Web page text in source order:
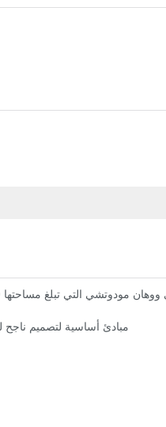
التي تبلغ مساحتها 13000 متر مربع
10 مبادئ أساسية لتصميم ناجح